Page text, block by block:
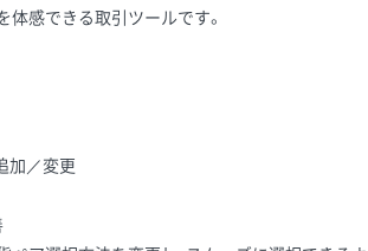
体感できる取引ツールです。
加／変更